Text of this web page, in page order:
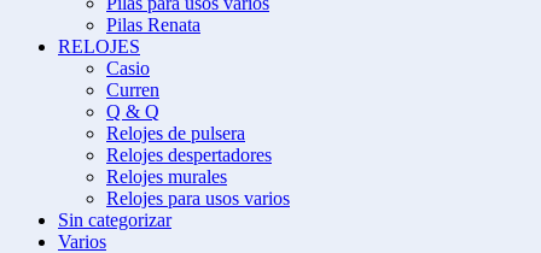
Pilas Renata
RELOJES
Casio
Curren
Q & Q
Relojes de pulsera
Relojes despertadores
Relojes murales
Relojes para usos varios
Sin categorizar
Varios